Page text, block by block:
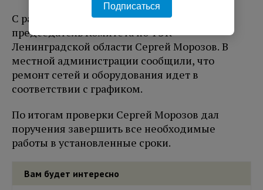
С рабочей поездкой объекты посетил
председатель Комитета по ТЭК
Ленинградской области Сергей Морозов. В
местной администрации сообщили, что
ремонт сетей и оборудования идет в
соответствии с графиком.
По итогам проверки Сергей Морозов дал
поручения завершить все необходимые
работы в установленные сроки.
Вам будет интересно
Подписаться